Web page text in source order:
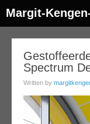
Margit-
Spectrum
Written by